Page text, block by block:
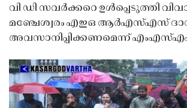
വി ഡി സവർക്കറെ ഉൾപ്പെടുത്തി
മഞ്ചേശ്വരം എഇഒ ആർഎസ്എസ്
അവസാനിപ്പിക്കണമെന്ന്